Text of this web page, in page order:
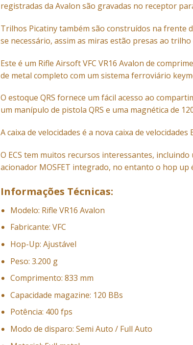
registradas da Avalon são gravadas no receptor
Trilhos Picatiny também são construídos na frente
se necessário, assim as miras estão presas ao
Este é um Rifle Airsoft VFC VR16 Avalon de
de metal completo com um sistema ferroviário
O estoque QRS fornece um fácil acesso ao
um manípulo de pistola QRS e uma magnética de
A caixa de velocidades é a nova caixa de velocidades
O ECS tem muitos recursos interessantes,
acionador MOSFET integrado, no entanto o hop
Informações Técnicas:
Modelo: Rifle VR16 Avalon
Fabricante: VFC
Hop-Up: Ajustável
Peso: 3.200 g
Comprimento: 833 mm
Capacidade magazine: 120 BBs
Potência: 400 fps
Modo de disparo: Semi Auto / Full Auto